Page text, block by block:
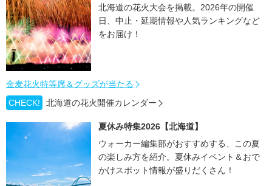
北海道の花火大会を掲載。2026年の開催
日、中止・延期情報や人気ランキングなど
をお届け！
金麦花火特等席＆グッズが当たる
CHECK!
北海道の花火開催カレンダー
夏休み特集2026【北海道】
ウォーカー編集部がおすすめする、この夏
の楽しみ方を紹介。夏休みイベント＆おで
かけスポット情報が盛りだくさん！